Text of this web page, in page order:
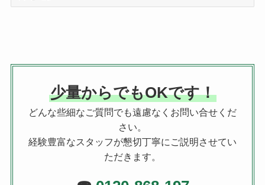
少量からでもOKです！
どんな些細なご質問でも遠慮なくお問い合せくだ
さい。
経験豊富なスタッフが懇切丁寧にご説明させてい
ただきます。